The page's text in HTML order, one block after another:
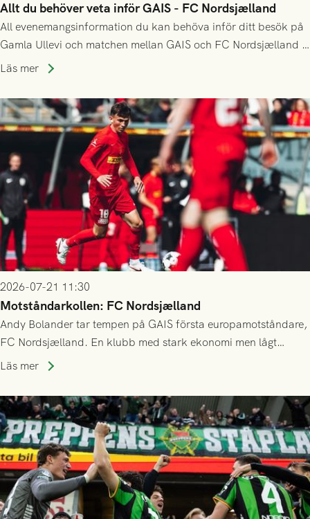
Allt du behöver veta inför GAIS - FC Nordsjælland
All evenemangsinformation du kan behöva inför ditt besök på
Gamla Ullevi och matchen mellan GAIS och FC Nordsjælland i
kvalet till Conference League! Avspark kl 19.00 på torsdag
Läs mer
2026-07-21 11:30
Motståndarkollen: FC Nordsjælland
Andy Bolander tar tempen på GAIS första europamotståndare,
FC Nordsjælland. En klubb med stark ekonomi men lågt
publiksnitt, ett lag med både kollektiv styrka och individuell
Läs mer